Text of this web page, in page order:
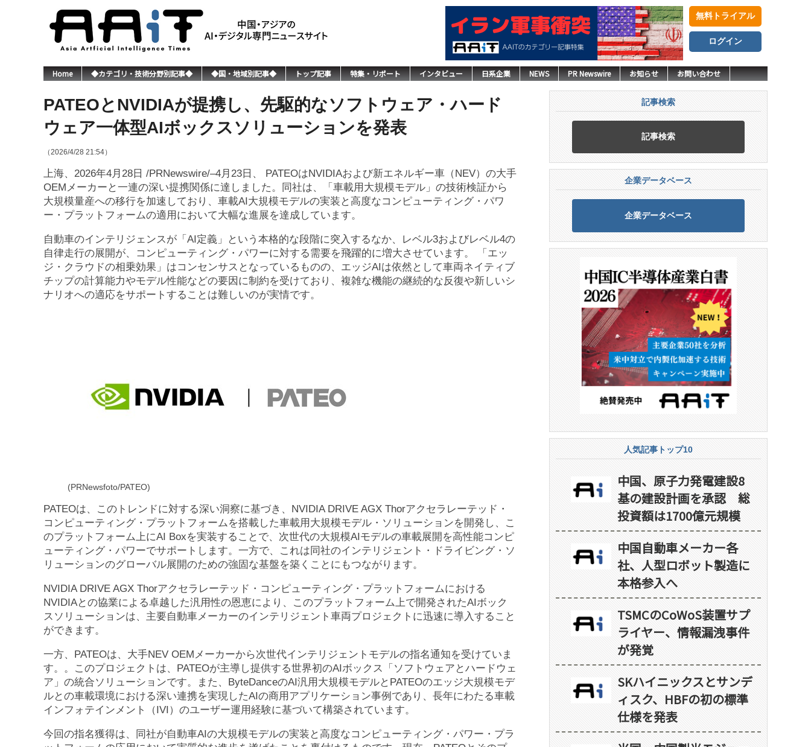
無料トライアル
ログイン
Home ◆カテゴリ・技術分野別記事◆ ◆国・地域別記事◆ トップ記事 特集・リポート インタビュー 日系企業 NEWS PR Newswire お知らせ お問い合わせ
PATEOとNVIDIAが提携し、先駆的なソフトウェア・ハード
ウェア一体型AIボックスソリューションを発表
（2026/4/28 21:54）
上海、2026年4月28日 /PRNewswire/–4月23日、 PATEOはNVIDIAおよび新エネルギー車（NEV）の大手
OEMメーカーと一連の深い提携関係に達しました。同社は、「車載用大規模モデル」の技術検証から
大規模量産への移行を加速しており、車載AI大規模モデルの実装と高度なコンピューティング・パワ
ー・プラットフォームの適用において大幅な進展を達成しています。
自動車のインテリジェンスが「AI定義」という本格的な段階に突入するなか、レベル3およびレベル4の
自律走行の展開が、コンピューティング・パワーに対する需要を飛躍的に増大させています。 「エッ
ジ・クラウドの相乗効果」はコンセンサスとなっているものの、エッジAIは依然として車両ネイティブ
チップの計算能力やモデル性能などの要因に制約を受けており、複雑な機能の継続的な反復や新しいシ
ナリオへの適応をサポートすることは難しいのが実情です。
(PRNewsfoto/PATEO)
PATEOは、このトレンドに対する深い洞察に基づき、NVIDIA DRIVE AGX Thorアクセラレーテッド・
コンピューティング・プラットフォームを搭載した車載用大規模モデル・ソリューションを開発し、こ
のプラットフォーム上にAI Boxを実装することで、次世代の大規模AIモデルの車載展開を高性能コンピ
ューティング・パワーでサポートします。一方で、これは同社のインテリジェント・ドライビング・ソ
リューションのグローバル展開のための強固な基盤を築くことにもつながります。
NVIDIA DRIVE AGX Thorアクセラレーテッド・コンピューティング・プラットフォームにおける
NVIDIAとの協業による卓越した汎用性の恩恵により、このプラットフォーム上で開発されたAIボック
スソリューションは、主要自動車メーカーのインテリジェント車両プロジェクトに迅速に導入すること
ができます。
一方、PATEOは、大手NEV OEMメーカーから次世代インテリジェントモデルの指名通知を受けていま
す。。このプロジェクトは、PATEOが主導し提供する世界初のAIボックス「ソフトウェアとハードウェ
ア」の統合ソリューションです。また、ByteDanceのAI汎用大規模モデルとPATEOのエッジ大規模モデ
ルとの車載環境における深い連携を実現したAIの商用アプリケーション事例であり、長年にわたる車載
インフォテインメント（IVI）のユーザー運用経験に基づいて構築されています。
今回の指名獲得は、同社が自動車AIの大規模モデルの実装と高度なコンピューティング・パワー・プラ
記事検索
記事検索
企業データベース
企業データベース
人気記事トップ10
中国、原子力発電建設8
基の建設計画を承認 総
投資額は1700億元規模
中国自動車メーカー各
社、人型ロボット製造に
本格参入へ
TSMCのCoWoS装置サプ
ライヤー、情報漏洩事件
が発覚
SKハイニックスとサンデ
ィスク、HBFの初の標準
仕様を発表